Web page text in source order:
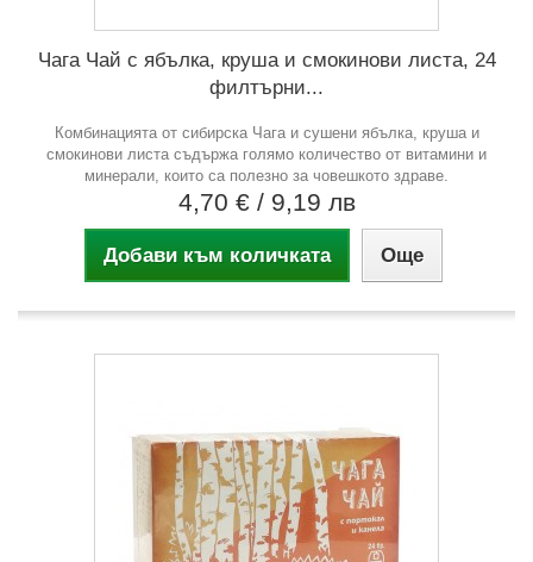
Чага Чай с ябълка, круша и смокинови листа, 24
филтърни...
Комбинацията от сибирска Чага и сушени ябълка, круша и
смокинови листа съдържа голямо количество от витамини и
минерали, които са полезно за човешкото здраве.
4,70 € / 9,19 лв
Добави към количката Още